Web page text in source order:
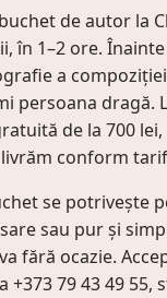
de autor la
în 1–2 ore.
a compoziției
persoana dragă.
de la 700
conform
se potrivește
sau pur și
fără ocazie.
79 43 49 55,